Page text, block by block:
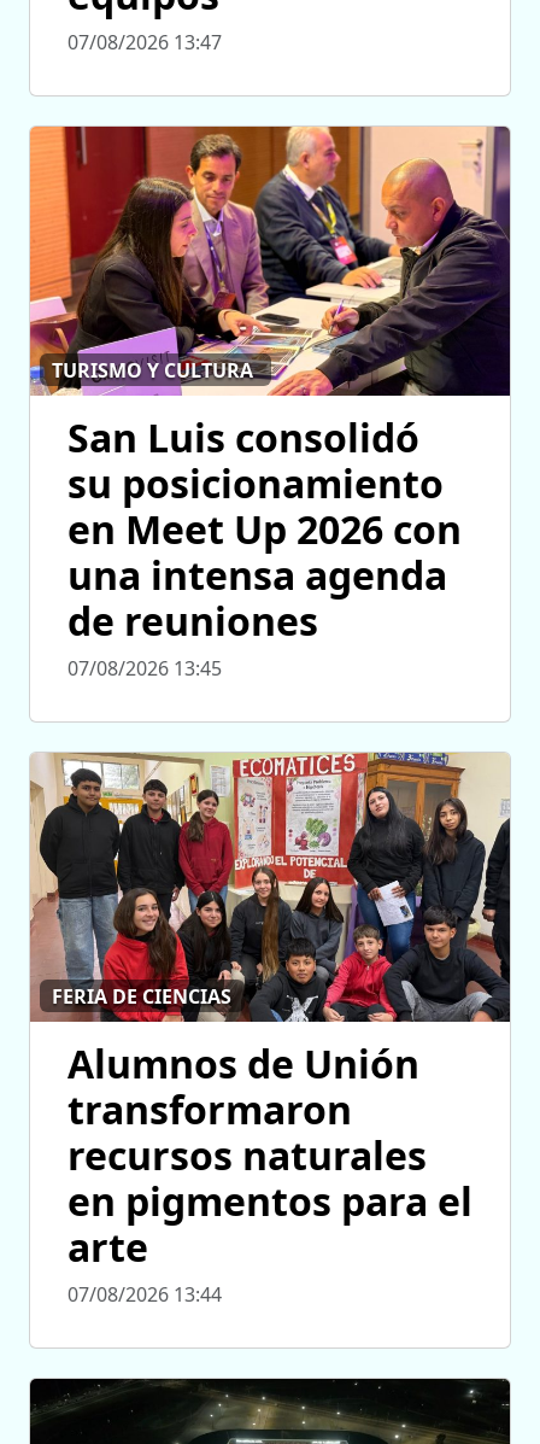
07/08/2026 13:47
TURISMO Y CULTURA
San Luis consolidó
su posicionamiento
en Meet Up 2026 con
una intensa agenda
de reuniones
07/08/2026 13:45
FERIA DE CIENCIAS
Alumnos de Unión
transformaron
recursos naturales
en pigmentos para el
arte
07/08/2026 13:44